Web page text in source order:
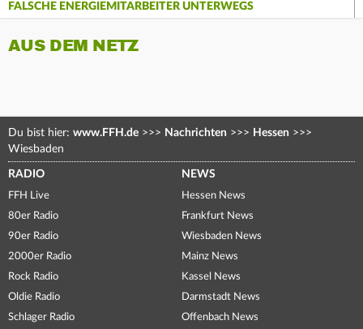
FALSCHE ENERGIEMITARBEITER UNTERWEGS
AUS DEM NETZ
Du bist hier: www.FFH.de >>> Nachrichten >>> Hessen >>>
Wiesbaden
RADIO
FFH Live
80er Radio
90er Radio
2000er Radio
Rock Radio
Oldie Radio
Schlager Radio
NEWS
Hessen News
Frankfurt News
Wiesbaden News
Mainz News
Kassel News
Darmstadt News
Offenbach News